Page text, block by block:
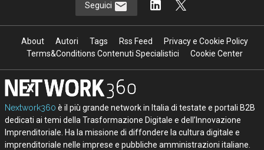
Seguici
About Autori Tags Rss Feed
Privacy e Cookie Policy
Terms&Conditions Contenuti Specialistici
Cookie Center
Nextwork360 è il più grande network in Italia di testate e portali B2B
dedicati ai temi della Trasformazione Digitale e dell’Innovazione
Imprenditoriale. Ha la missione di diffondere la cultura digitale e
imprenditoriale nelle imprese e pubbliche amministrazioni italiane.